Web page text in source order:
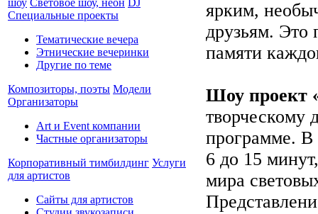
Специальные проекты
Тематические вечера
Этнические вечеринки
Другие по теме
Композиторы, поэты Модели
Организаторы
Art и Event компании
Частные организаторы
Корпоративный тимбилдинг Услуги
для артистов
Сайты для артистов
ярким,
друзьям. Это
памяти
Шоу проект
творческому
программе. В
6 до 15
мира